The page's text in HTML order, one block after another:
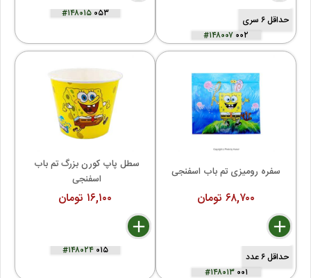
#۱۴۸۰۱۵۰۵۳
حداقل ۶ سری
#۱۴۸۰۰۷ ۰۰۲
اسفنجی
۱۶,۱۰۰ تومان
delete
remove
add
#۱۴۸۰۲۴۰۱۵
سفره رومیزی تم باب اسفنجی
۶۸,۷۰۰ تومان
delete
remove
add
حداقل ۶ عدد
#۱۴۸۰۱۳۰۰۱